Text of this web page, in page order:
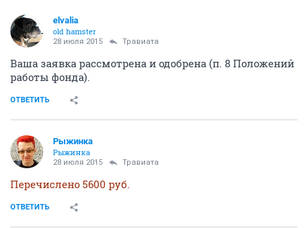
elvalia
old hamster
28 июля 2015 Травиата
Ваша заявка рассмотрена и одобрена (п. 8 Положений
работы фонда).
ОТВЕТИТЬ
Рыжинка
Рыжинка
28 июля 2015 Травиата
Перечислено 5600 руб.
ОТВЕТИТЬ